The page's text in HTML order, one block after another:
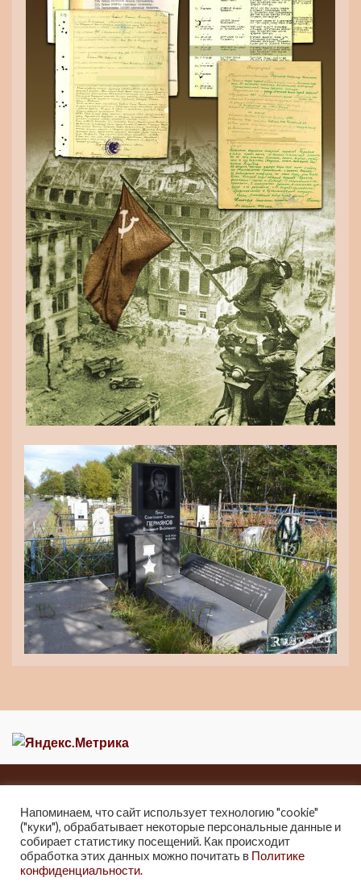
Карта сайта
2013-2021 Краеведческий музей города Зеи
г. Зея, ул. Мухина 247, Тел: 8 (41658) 2-25-32.
Напоминаем, что сайт использует технологию "cookie"
("куки"), обрабатывает некоторые персональные данные и
собирает статистику посещений. Как происходит
обработка этих данных можно почитать в Политике
конфиденциальности.